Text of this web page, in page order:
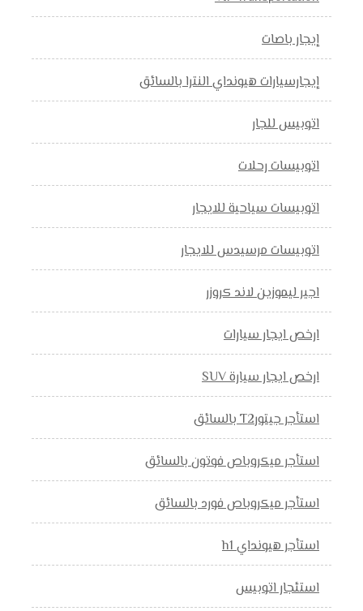
إيجار باصات
إيجارسيارات هيونداي النترا بالسائق
اتوبيس للجار
اتوبيسات رحلات
اتوبيسات سياحية للايجار
اتوبيسات مرسيدس للايجار
اجير ليموزين لاند كروزر
ارخص ايجار سيارات
ارخص ايجار سيارة SUV
استأجر جيتورT2 بالسائق
استأجر ميكروباص فوتون بالسائق
استأجر ميكروباص فورد بالسائق
استأجر هيونداي h1
استئجار اتوبيس